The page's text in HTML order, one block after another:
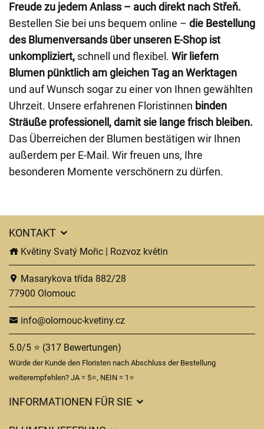
Freude zu jedem Anlass – auch direkt nach Střeň.
Bestellen Sie bei uns bequem online – die Bestellung
des Blumenversands über unseren E-Shop ist
unkompliziert, schnell und flexibel. Wir liefern
Blumen pünktlich am gleichen Tag an Werktagen
und auf Wunsch sogar zu einer von Ihnen gewählten
Uhrzeit. Unsere erfahrenen Floristinnen binden
Sträuße professionell, damit sie lange frisch bleiben.
Das Überreichen der Blumen bestätigen wir Ihnen
außerdem per E-Mail. Wir freuen uns, Ihre
besonderen Momente verschönern zu dürfen.
KONTAKT
Květiny Svatý Mořic | Rozvoz květin
Masarykova třída 882/28
77900 Olomouc
info@olomouc-kvetiny.cz
5.0/5 ⭐ (317 Bewertungen)
Würde der Kunde den Floristen nach Abschluss der Bestellung
weiterempfehlen? JA = 5⭐, NEIN = 1⭐
INFORMATIONEN FÜR SIE